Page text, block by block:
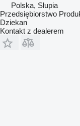
Polska, Słupia
Przedsiębiorstwo
Dziekan
Kontakt z dealerem